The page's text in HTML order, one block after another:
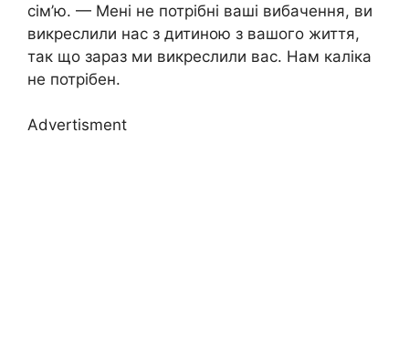
сім’ю. — Мені не потрібні ваші вибачення, ви
викреслили нас з дитиною з вашого життя,
так що зараз ми викреслили вас. Нам каліка
не потрібен.
Advertisment